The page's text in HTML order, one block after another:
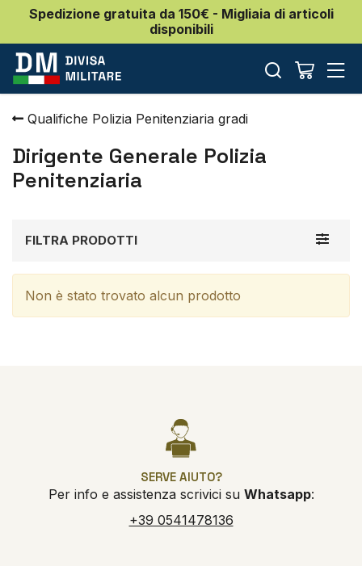
Spedizione gratuita da 150€ - Migliaia di articoli
disponibili
Qualifiche Polizia Penitenziaria gradi
Dirigente Generale Polizia
Penitenziaria
Toggle
FILTRA PRODOTTI
Non è stato trovato alcun prodotto
SERVE AIUTO?
Per info e assistenza scrivici su Whatsapp:
+39 0541478136